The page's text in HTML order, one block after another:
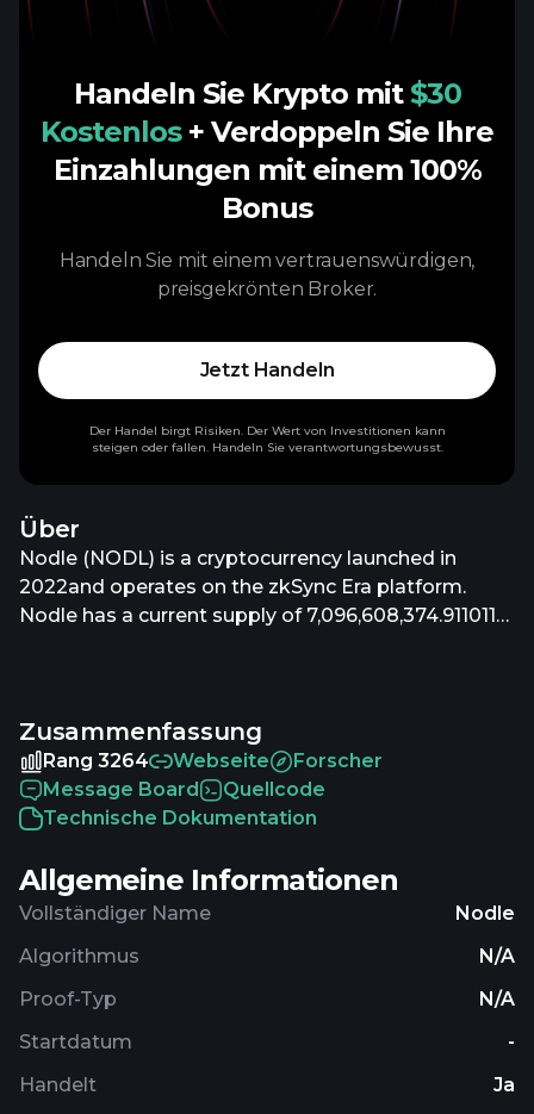
Über
Nodle (NODL) is a cryptocurrency launched in
2022and operates on the zkSync Era platform.
Nodle has a current supply of 7,096,608,374.911011
11 active market(s) with $44,308.00 traded over the
last 24 hours. More information can be found at
https://www.nodle.com/.
Zusammenfassung
Rang 3264 Webseite
Forscher
Message Board
Quellcode
Technische Dokumentation
Allgemeine Informationen
Vollständiger Name
Nodle
Algorithmus
N/A
Proof-Typ
N/A
Startdatum
-
Handelt
Ja
Handeln Sie Krypto mit $30
Kostenlos + Verdoppeln Sie Ihre
Einzahlungen mit einem 100%
Bonus
Handeln Sie mit einem vertrauenswürdigen,
preisgekrönten Broker.
Jetzt Handeln
Der Handel birgt Risiken. Der Wert von Investitionen kann
steigen oder fallen. Handeln Sie verantwortungsbewusst.